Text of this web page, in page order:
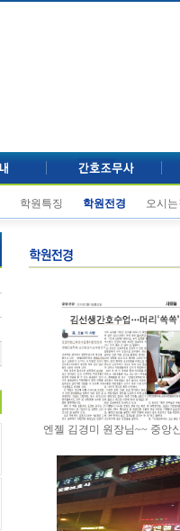
학원특징 학원전경 오시
엔젤 김경미 원장님~~ 중앙